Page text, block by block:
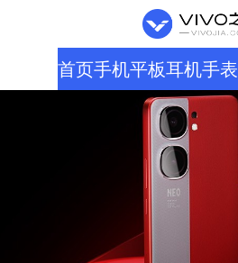
首页手机平板耳机手表